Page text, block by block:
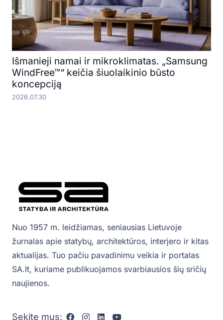
Išmanieji namai ir mikroklimatas. „Samsung
WindFree™“ keičia šiuolaikinio būsto
koncepciją
2026.07.30
Nuo 1957 m. leidžiamas, seniausias Lietuvoje
žurnalas apie statybų, architektūros, interjero ir kitas
aktualijas. Tuo pačiu pavadinimu veikia ir portalas
SA.lt, kuriame publikuojamos svarbiausios šių sričių
naujienos.
Sekite mus: